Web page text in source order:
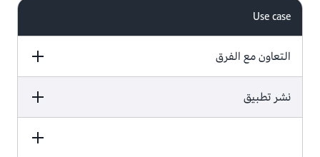
Use case
التعاون مع الفرق
Pricing
نشر تطبيق